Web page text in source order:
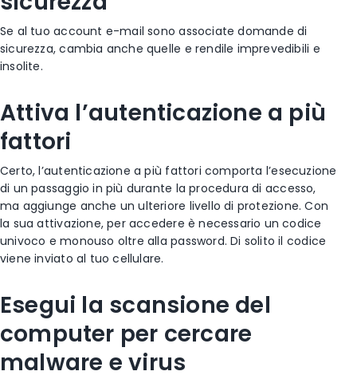
Se al tuo account e-mail sono associate domande di
sicurezza, cambia anche quelle e rendile imprevedibili e
insolite.
Attiva l’autenticazione a più
fattori
Certo, l’autenticazione a più fattori comporta l’esecuzione
di un passaggio in più durante la procedura di accesso,
ma aggiunge anche un ulteriore livello di protezione. Con
la sua attivazione, per accedere è necessario un codice
univoco e monouso oltre alla password. Di solito il codice
viene inviato al tuo cellulare.
Esegui la scansione del
computer per cercare
malware e virus